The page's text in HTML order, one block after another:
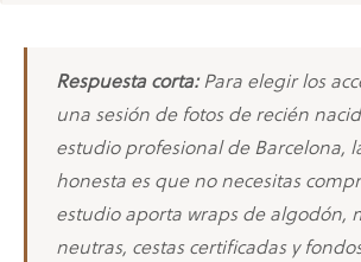
Respuesta corta:Para elegir los
una sesión de fotos de recién
estudio profesional de Barcelona,
honesta es que no necesitas
estudio aporta wraps de algodón,
neutras, cestas certificadas y